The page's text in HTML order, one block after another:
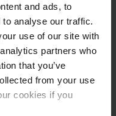
and ads, to
analyse our traffic.
use of our site with
partners who
that you’ve
from your use
cookies if you